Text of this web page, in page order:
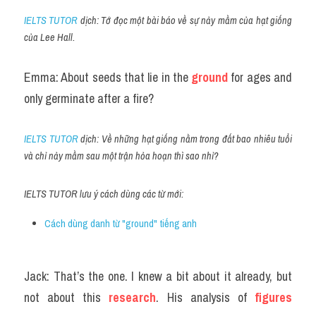
IELTS TUTOR dịch: Tớ đọc một bài báo về sự nảy mầm của hạt giống
của Lee Hall.
Emma: About seeds that lie in the ground for ages and
only germinate after a fire?
IELTS TUTOR dịch: Về những hạt giống nằm trong đất bao nhiêu tuổi
và chỉ nảy mầm sau một trận hỏa hoạn thì sao nhỉ?
IELTS TUTOR lưu ý cách dùng các từ mới:
Cách dùng danh từ "ground" tiếng anh
Jack: That’s the one. I knew a bit about it already, but
not about this research. His analysis of figures